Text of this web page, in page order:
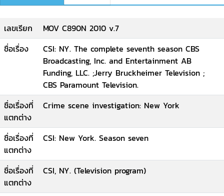
เลขเรียก
MOV C890N 2010 v.7
ชื่อเรื่อง
CSI: NY. The complete seventh season CBS
Broadcasting, Inc. and Entertainment AB
Funding, LLC. ;Jerry Bruckheimer Television ;
CBS Paramount Television.
ชื่อเรื่องที่
แตกต่าง
Crime scene investigation: New York
ชื่อเรื่องที่
แตกต่าง
CSI: New York. Season seven
ชื่อเรื่องที่
แตกต่าง
CSI, NY. (Television program)